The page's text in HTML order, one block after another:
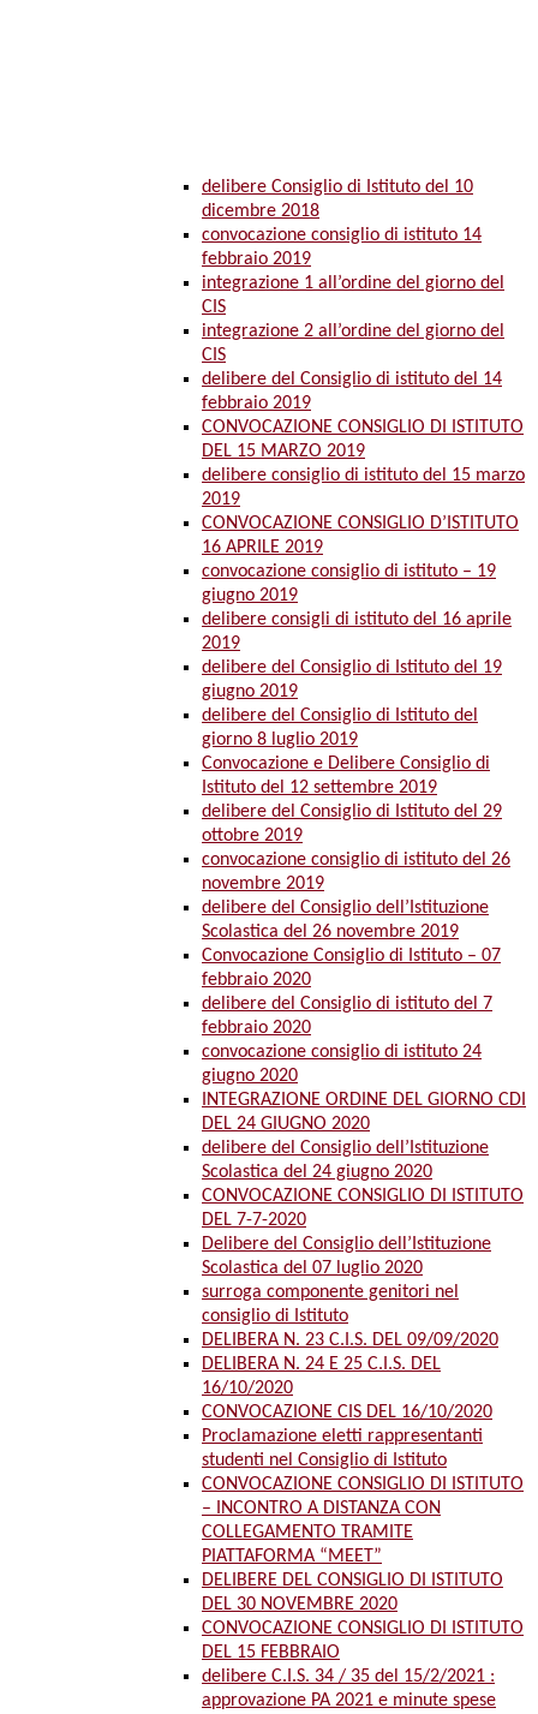
delibere Consiglio di Istituto del 10
dicembre 2018
convocazione consiglio di istituto 14
febbraio 2019
integrazione 1 all’ordine del giorno del
CIS
integrazione 2 all’ordine del giorno del
CIS
delibere del Consiglio di istituto del 14
febbraio 2019
CONVOCAZIONE CONSIGLIO DI ISTITUTO
DEL 15 MARZO 2019
delibere consiglio di istituto del 15 marzo
2019
CONVOCAZIONE CONSIGLIO D’ISTITUTO
16 APRILE 2019
convocazione consiglio di istituto – 19
giugno 2019
delibere consigli di istituto del 16 aprile
2019
delibere del Consiglio di Istituto del 19
giugno 2019
delibere del Consiglio di Istituto del
giorno 8 luglio 2019
Convocazione e Delibere Consiglio di
Istituto del 12 settembre 2019
delibere del Consiglio di Istituto del 29
ottobre 2019
convocazione consiglio di istituto del 26
novembre 2019
delibere del Consiglio dell’Istituzione
Scolastica del 26 novembre 2019
Convocazione Consiglio di Istituto – 07
febbraio 2020
delibere del Consiglio di istituto del 7
febbraio 2020
convocazione consiglio di istituto 24
giugno 2020
INTEGRAZIONE ORDINE DEL GIORNO CDI
DEL 24 GIUGNO 2020
delibere del Consiglio dell’Istituzione
Scolastica del 24 giugno 2020
CONVOCAZIONE CONSIGLIO DI ISTITUTO
DEL 7-7-2020
Delibere del Consiglio dell’Istituzione
Scolastica del 07 luglio 2020
surroga componente genitori nel
consiglio di Istituto
DELIBERA N. 23 C.I.S. DEL 09/09/2020
DELIBERA N. 24 E 25 C.I.S. DEL
16/10/2020
CONVOCAZIONE CIS DEL 16/10/2020
Proclamazione eletti rappresentanti
studenti nel Consiglio di Istituto
CONVOCAZIONE CONSIGLIO DI ISTITUTO
– INCONTRO A DISTANZA CON
COLLEGAMENTO TRAMITE
PIATTAFORMA “MEET”
DELIBERE DEL CONSIGLIO DI ISTITUTO
DEL 30 NOVEMBRE 2020
CONVOCAZIONE CONSIGLIO DI ISTITUTO
DEL 15 FEBBRAIO
delibere C.I.S. 34 / 35 del 15/2/2021 :
approvazione PA 2021 e minute spese